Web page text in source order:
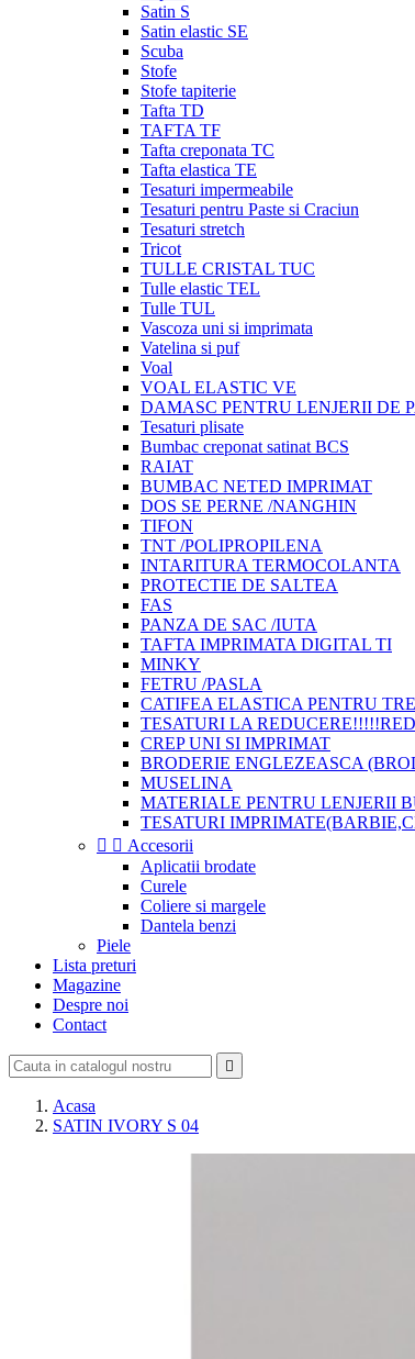
Satin S
Satin elastic SE
Scuba
Stofe
Stofe tapiterie
Tafta TD
TAFTA TF
Tafta creponata TC
Tafta elastica TE
Tesaturi impermeabile
Tesaturi pentru Paste si Craciun
Tesaturi stretch
Tricot
TULLE CRISTAL TUC
Tulle elastic TEL
Tulle TUL
Vascoza uni si imprimata
Vatelina si puf
Voal
VOAL ELASTIC VE
DAMASC PENTRU LENJERII DE
Tesaturi plisate
Bumbac creponat satinat BCS
RAIAT
BUMBAC NETED IMPRIMAT
DOS SE PERNE /NANGHIN
TIFON
TNT /POLIPROPILENA
INTARITURA TERMOCOLANTA
PROTECTIE DE SALTEA
FAS
PANZA DE SAC /IUTA
TAFTA IMPRIMATA DIGITAL TI
MINKY
FETRU /PASLA
CATIFEA ELASTICA PENTRU
TESATURI LA REDUCERE!!!!!RED
CREP UNI SI IMPRIMAT
BRODERIE ENGLEZEASCA
MUSELINA
MATERIALE PENTRU LENJERII
TESATURI
  Accesorii
Aplicatii brodate
Curele
Coliere si margele
Dantela benzi
Piele
Lista preturi
Magazine
Despre noi
Contact

Acasa
SATIN IVORY S 04